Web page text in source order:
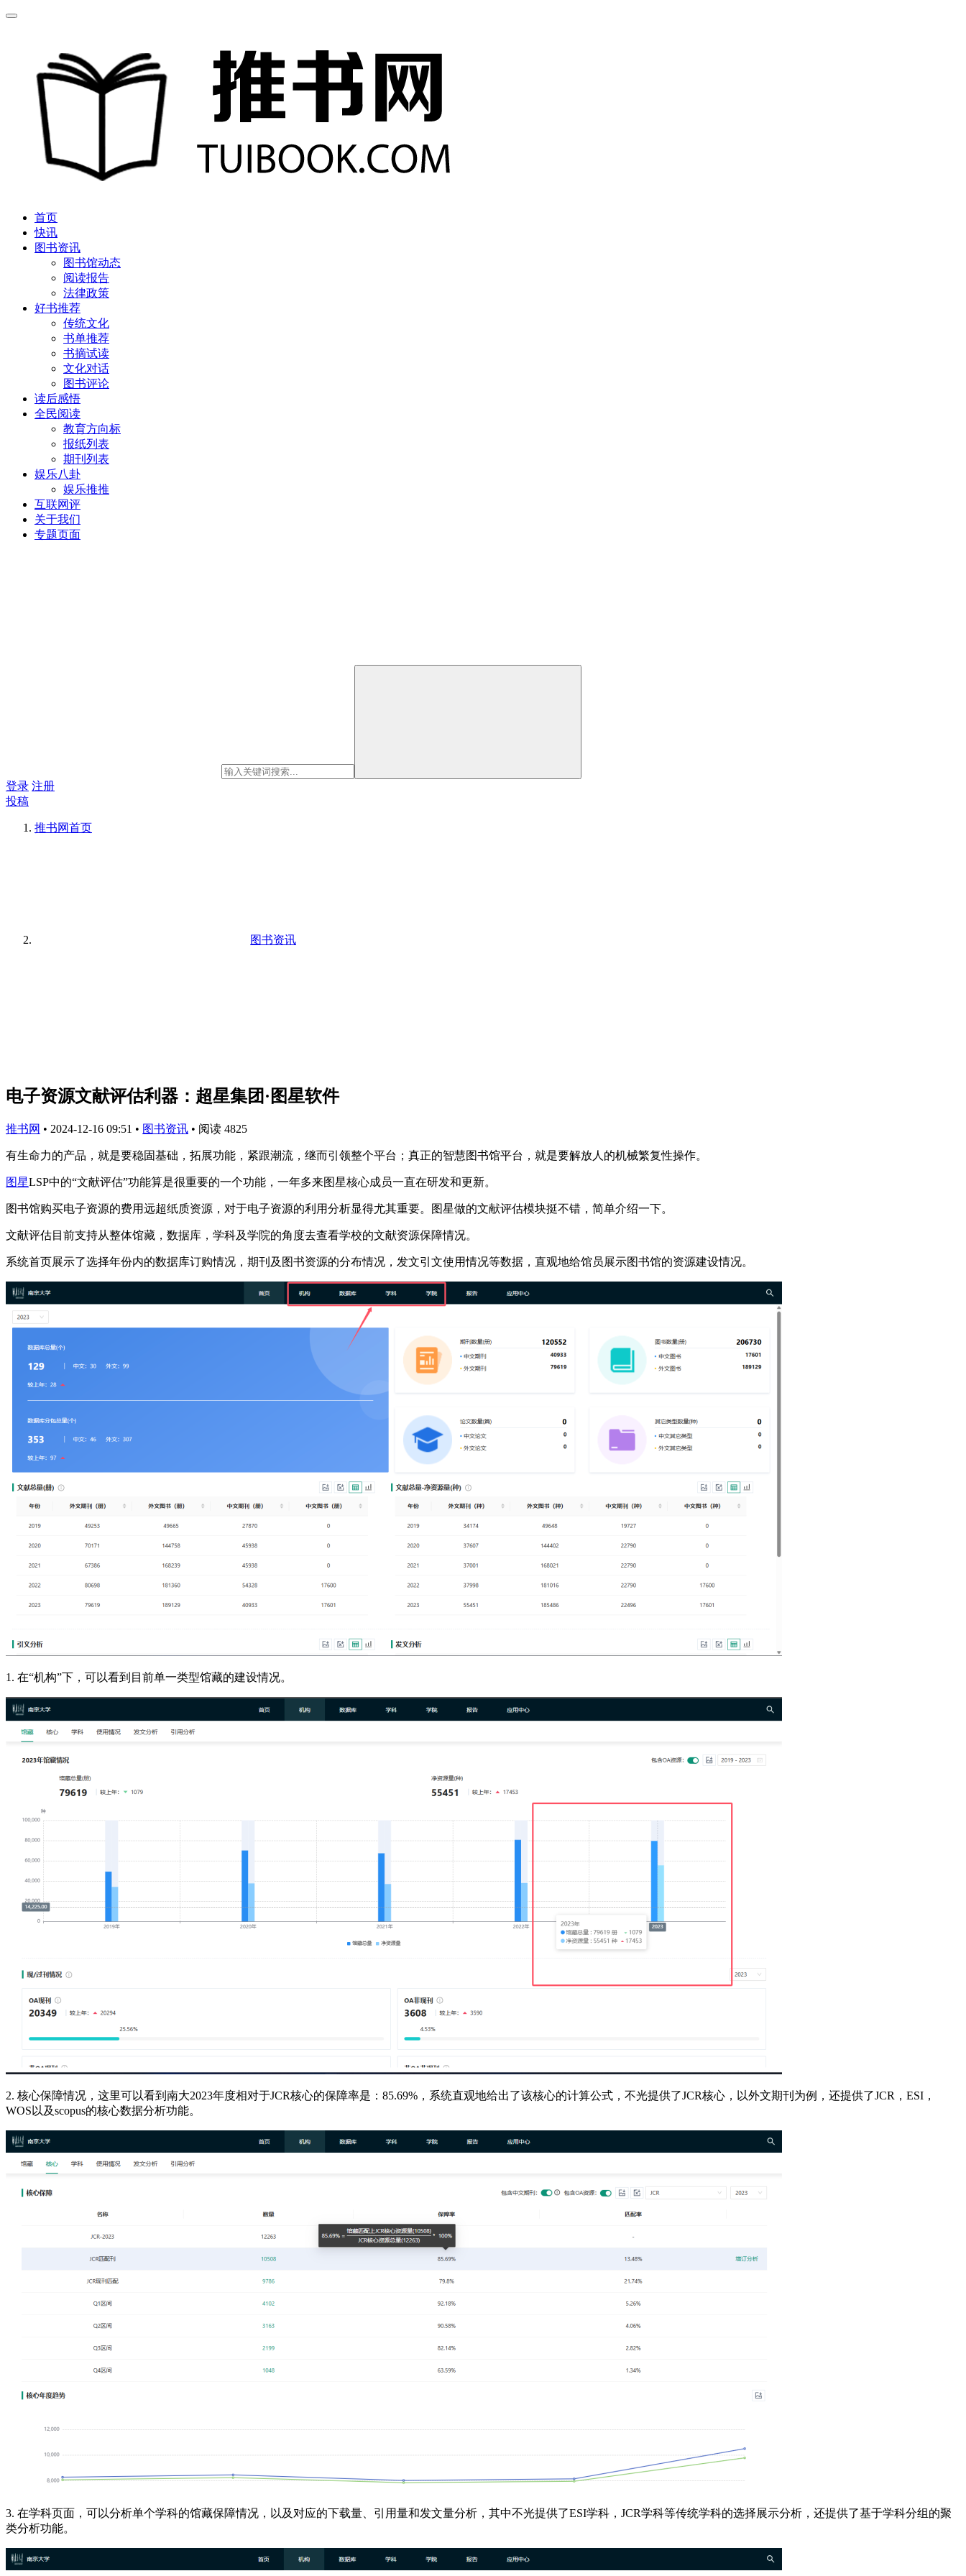
首页
快讯
图书资讯
图书馆动态
阅读报告
法律政策
好书推荐
传统文化
书单推荐
书摘试读
文化对话
图书评论
读后感悟
全民阅读
教育方向标
报纸列表
期刊列表
娱乐八卦
娱乐推推
互联网评
关于我们
专题页面
登录 注册
投稿
推书网首页
图书资讯
电子资源文献评估利器：超星集团·图星软件
推书网 • 2024-12-16 09:51 • 图书资讯 • 阅读 4825
有生命力的产品，就是要稳固基础，拓展功能，紧跟潮流，继而引领整个平台；真正的智慧图书馆平台，就是要解放人的机械繁复性操作。
图星LSP中的“文献评估”功能算是很重要的一个功能，一年多来图星核心成员一直在研发和更新。
图书馆购买电子资源的费用远超纸质资源，对于电子资源的利用分析显得尤其重要。图星做的文献评估模块挺不错，简单介绍一下。
文献评估目前支持从整体馆藏，数据库，学科及学院的角度去查看学校的文献资源保障情况。
系统首页展示了选择年份内的数据库订购情况，期刊及图书资源的分布情况，发文引文使用情况等数据，直观地给馆员展示图书馆的资源建设情况。
1. 在“机构”下，可以看到目前单一类型馆藏的建设情况。
2. 核心保障情况，这里可以看到南大2023年度相对于JCR核心的保障率是：85.69%，系统直观地给出了该核心的计算公式，不光提供了JCR核心，以外文期刊为例，还提供了JCR，ESI，
WOS以及scopus的核心数据分析功能。
3. 在学科页面，可以分析单个学科的馆藏保障情况，以及对应的下载量、引用量和发文量分析，其中不光提供了ESI学科，JCR学科等传统学科的选择展示分析，还提供了基于学科分组的聚
类分析功能。